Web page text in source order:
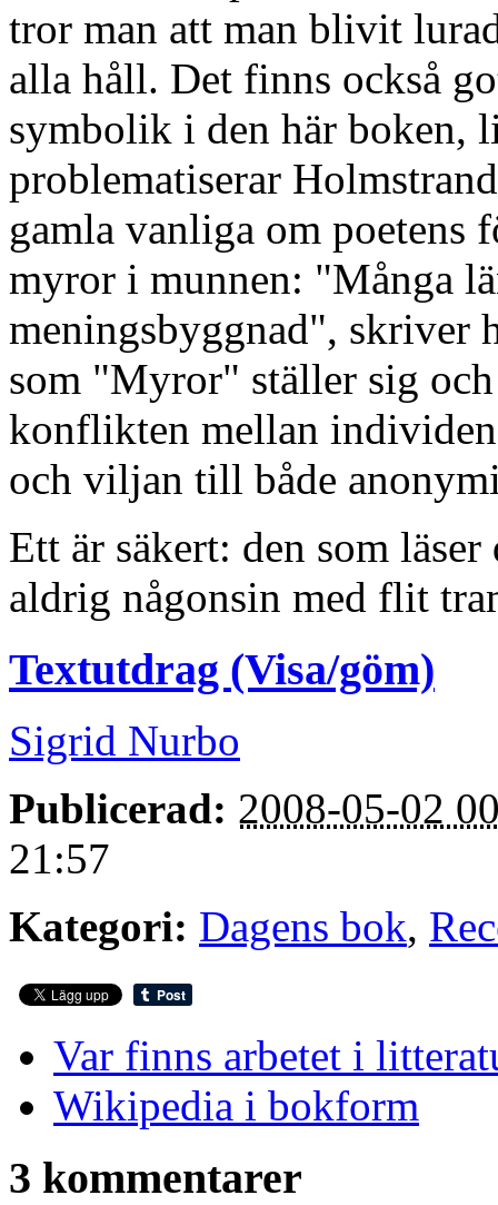
tror man att man blivit
alla håll. Det finns också
symbolik i den här boken,
problematiserar
gamla vanliga om poetens
myror i munnen: "Många
meningsbyggnad", skriver
som "Myror" ställer sig
konflikten mellan
och viljan till både
Ett är säkert: den som
aldrig någonsin med flit
Textutdrag (Visa/göm)
Sigrid Nurbo
Publicerad: 2008-05-02
21:57
Kategori: Dagens bok,
Var finns arbetet i
Wikipedia i bokform
3 kommentarer